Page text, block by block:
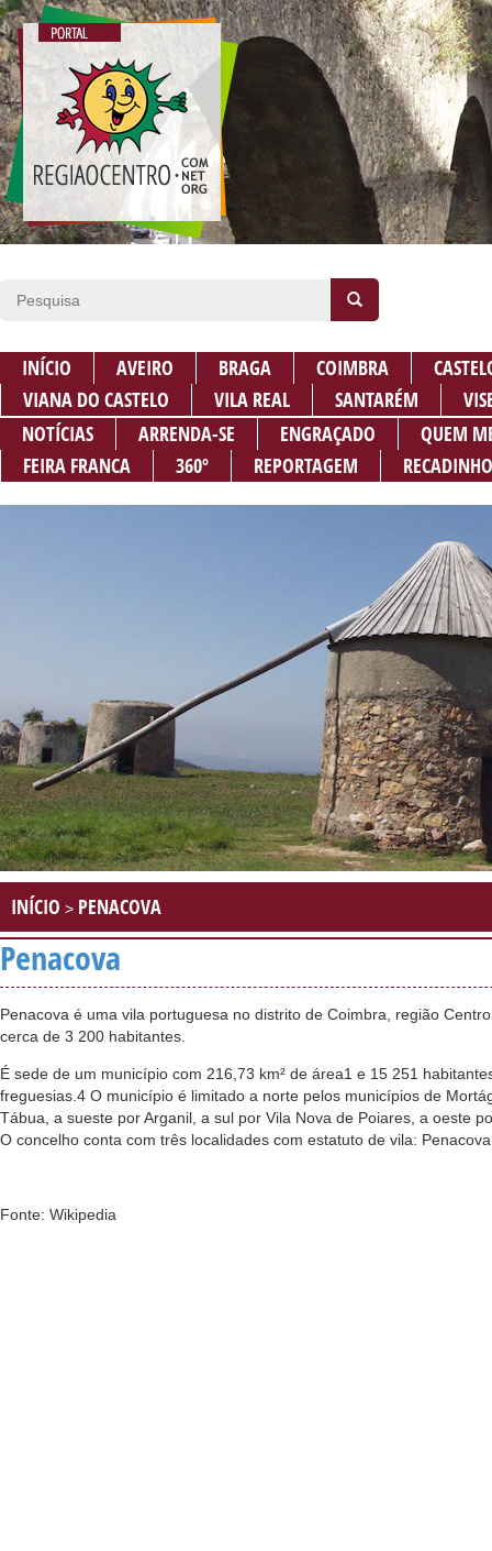
INÍCIO AVEIRO BRAGA COIMBRA
VIANA DO CASTELO
VILA REAL SANTARÉM
NOTÍCIAS
ARRENDA-SE ENGRAÇADO
QUEM
FEIRA FRANCA
360º REPORTAGEM
INÍCIO > PENACOVA
Penacova
Penacova é uma vila portuguesa no distrito de Coimbra, região
cerca de 3 200 habitantes.
É sede de um município com 216,73 km² de área1 e 15 251
freguesias.4 O município é limitado a norte pelos municípios de
Tábua, a sueste por Arganil, a sul por Vila Nova de Poiares, a oeste
O concelho conta com três localidades com estatuto de vila:
Fonte: Wikipedia